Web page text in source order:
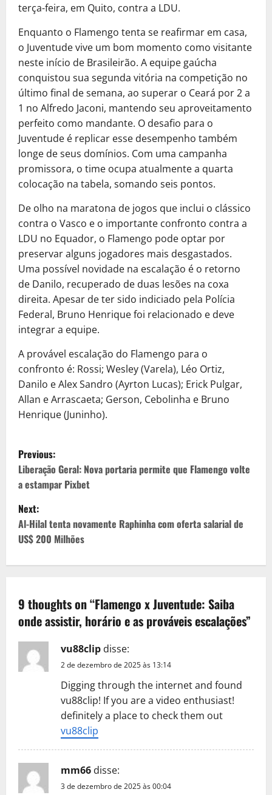
terça-feira, em Quito, contra a LDU.
Enquanto o Flamengo tenta se reafirmar em casa,
o Juventude vive um bom momento como visitante
neste início de Brasileirão. A equipe gaúcha
conquistou sua segunda vitória na competição no
último final de semana, ao superar o Ceará por 2 a
1 no Alfredo Jaconi, mantendo seu aproveitamento
perfeito como mandante. O desafio para o
Juventude é replicar esse desempenho também
longe de seus domínios. Com uma campanha
promissora, o time ocupa atualmente a quarta
colocação na tabela, somando seis pontos.
De olho na maratona de jogos que inclui o clássico
contra o Vasco e o importante confronto contra a
LDU no Equador, o Flamengo pode optar por
preservar alguns jogadores mais desgastados.
Uma possível novidade na escalação é o retorno
de Danilo, recuperado de duas lesões na coxa
direita. Apesar de ter sido indiciado pela Polícia
Federal, Bruno Henrique foi relacionado e deve
integrar a equipe.
A provável escalação do Flamengo para o
confronto é: Rossi; Wesley (Varela), Léo Ortiz,
Danilo e Alex Sandro (Ayrton Lucas); Erick Pulgar,
Allan e Arrascaeta; Gerson, Cebolinha e Bruno
Henrique (Juninho).
P
o
s
t
n
v
i
a
o
n
Previous:
Liberação Geral: Nova portaria permite que Flamengo volte
a estampar Pixbet
Next:
Al-Hilal tenta novamente Raphinha com oferta salarial de
US$ 200 Milhões
9 thoughts on “Flamengo x Juventude: Saiba
onde assistir, horário e as prováveis escalações”
vu88clip disse:
2 de dezembro de 2025 às 13:14
Digging through the internet and found
vu88clip! If you are a video enthusiast!
definitely a place to check them out
vu88clip
mm66 disse:
3 de dezembro de 2025 às 00:04